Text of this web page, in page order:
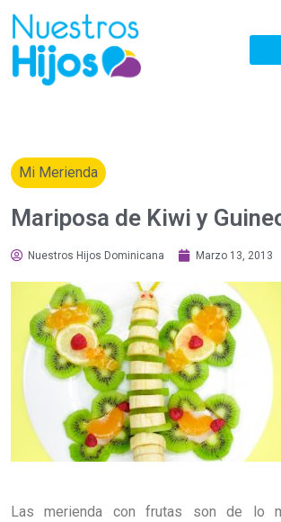
Mi Merienda
Mariposa de Kiwi y
Nuestros Hijos Dominicana Marzo 13, 2013
Las merienda con frutas son de lo